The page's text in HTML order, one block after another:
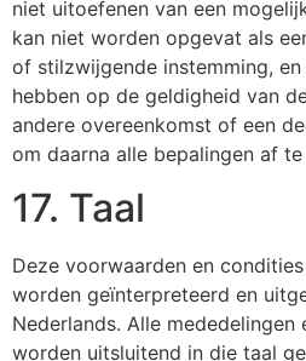
niet uitoefenen van een
kan niet worden opgevat als
of stilzwijgende instemming,
hebben op de geldigheid van
andere overeenkomst of een
om daarna alle bepalingen af
17. Taal
Deze voorwaarden en
worden geïnterpreteerd en
Nederlands. Alle
worden uitsluitend in die taal